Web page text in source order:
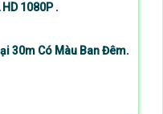
HD 1080P .
30m Có Màu Ban Đêm.